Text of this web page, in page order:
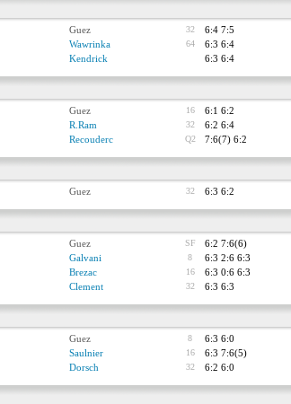
Guez 32 6:4 7:5
Wawrinka 64 6:3 6:4
Kendrick 6:3 6:4
Guez 16 6:1 6:2
R.Ram 32 6:2 6:4
Recouderc Q2 7:6(7) 6:2
Guez 32 6:3 6:2
Guez SF 6:2 7:6(6)
Galvani 8 6:3 2:6 6:3
Brezac 16 6:3 0:6 6:3
Clement 32 6:3 6:3
Guez 8 6:3 6:0
Saulnier 16 6:3 7:6(5)
Dorsch 32 6:2 6:0